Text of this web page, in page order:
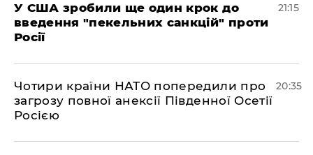
​У США зробили ще один крок до
введення "пекельних санкцій" проти
Росії
21:15
​Чотири країни НАТО попередили про
загрозу повної анексії Південної Осетії
Росією
20:35